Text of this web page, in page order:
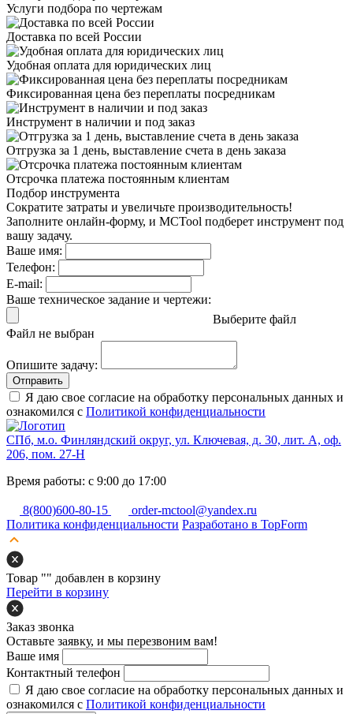
Услуги подбора по чертежам
Доставка по всей России
Удобная оплата для юридических лиц
Фиксированная цена без переплаты посредникам
Инструмент в наличии и под заказ
Отгрузка за 1 день, выставление счета в день заказа
Отсрочка платежа постоянным клиентам
Подбор инструмента
Сократите затраты и увеличьте производительность!
Заполните онлайн-форму, и MCTool подберет инструмент под
вашу задачу.
Ваше имя:
Телефон:
E-mail:
Ваше техническое задание и чертежи:
Выберите файл
Файл не выбран
Опишите задачу:
Отправить
Я даю свое согласие на обработку персональных данных и
ознакомился с Политикой конфиденциальности
СПб, м.о. Финляндский округ, ул. Ключевая, д. 30, лит. А, оф.
206, пом. 27-Н
Время работы: с 9:00 до 17:00
8(800)600-80-15
order-mctool@yandex.ru
Политика конфиденциальности Разработано в TopForm
Товар "" добавлен в корзину
Перейти в корзину
Заказ звонка
Оставьте заявку, и мы перезвоним вам!
Ваше имя
Контактный телефон
Я даю свое согласие на обработку персональных данных и
ознакомился с Политикой конфиденциальности